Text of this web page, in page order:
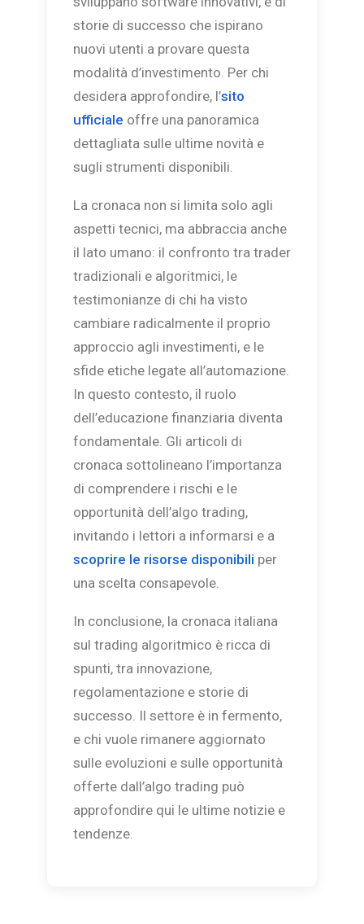
storie di successo che ispirano
nuovi utenti a provare questa
modalità d’investimento. Per chi
desidera approfondire, l’sito
ufficiale offre una panoramica
dettagliata sulle ultime novità e
sugli strumenti disponibili.
La cronaca non si limita solo agli
aspetti tecnici, ma abbraccia anche
il lato umano: il confronto tra trader
tradizionali e algoritmici, le
testimonianze di chi ha visto
cambiare radicalmente il proprio
approccio agli investimenti, e le
sfide etiche legate all’automazione.
In questo contesto, il ruolo
dell’educazione finanziaria diventa
fondamentale. Gli articoli di
cronaca sottolineano l’importanza
di comprendere i rischi e le
opportunità dell’algo trading,
invitando i lettori a informarsi e a
scoprire le risorse disponibili per
una scelta consapevole.
In conclusione, la cronaca italiana
sul trading algoritmico è ricca di
spunti, tra innovazione,
regolamentazione e storie di
successo. Il settore è in fermento,
e chi vuole rimanere aggiornato
sulle evoluzioni e sulle opportunità
offerte dall’algo trading può
approfondire qui le ultime notizie e
tendenze.